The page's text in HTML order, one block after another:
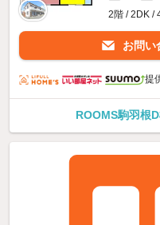
2階 / 2DK /
お問い
提
ROOMS駒羽根